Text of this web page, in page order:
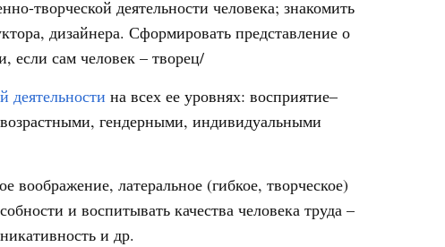
творческой деятельности человека; знакомить
дизайнера. Сформировать представление о
если сам человек – творец/
деятельности на всех ее уровнях: восприятие–
возрастными, гендерными, индивидуальными
воображение, латеральное (гибкое, творческое)
и воспитывать качества человека труда –
и др.